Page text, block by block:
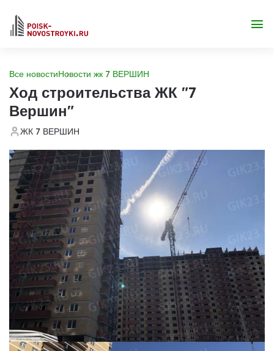
Все новостиНовости жк 7 ВЕРШИН
Ход строительства ЖК "7
Вершин"
ЖК 7 ВЕРШИН